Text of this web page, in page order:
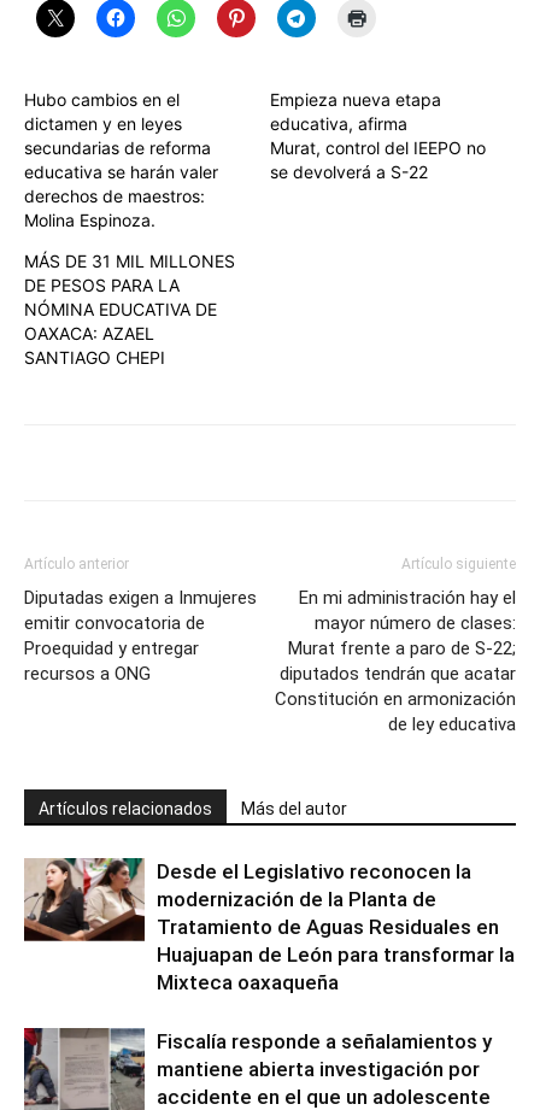
Hubo cambios en el
dictamen y en leyes
secundarias de reforma
educativa se harán valer
derechos de maestros:
Molina Espinoza.
Empieza nueva etapa
educativa, afirma
Murat, control del IEEPO no
se devolverá a S-22
MÁS DE 31 MIL MILLONES
DE PESOS PARA LA
NÓMINA EDUCATIVA DE
OAXACA: AZAEL
SANTIAGO CHEPI
Artículo anterior
Diputadas exigen a Inmujeres
emitir convocatoria de
Proequidad y entregar
recursos a ONG
Artículo siguiente
En mi administración hay el
mayor número de clases:
Murat frente a paro de S-22;
diputados tendrán que acatar
Constitución en armonización
de ley educativa
Artículos relacionados Más del autor
Desde el Legislativo reconocen la
modernización de la Planta de
Tratamiento de Aguas Residuales en
Huajuapan de León para transformar la
Mixteca oaxaqueña
Fiscalía responde a señalamientos y
mantiene abierta investigación por
accidente en el que un adolescente